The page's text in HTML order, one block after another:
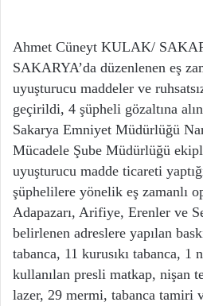
Ahmet Cüneyt KULAK/
SAKARYA’da düzenlenen eş
uyuşturucu maddeler ve
geçirildi, 4 şüpheli gözaltına
Sakarya Emniyet Müdürlüğü
Mücadele Şube Müdürlüğü
uyuşturucu madde ticareti
şüphelilere yönelik eş zamanlı
Adapazarı, Arifiye, Erenler ve
belirlenen adreslere yapılan
tabanca, 11 kurusıkı tabanca, 1
kullanılan presli matkap, nişan
lazer, 29 mermi, tabanca tamiri